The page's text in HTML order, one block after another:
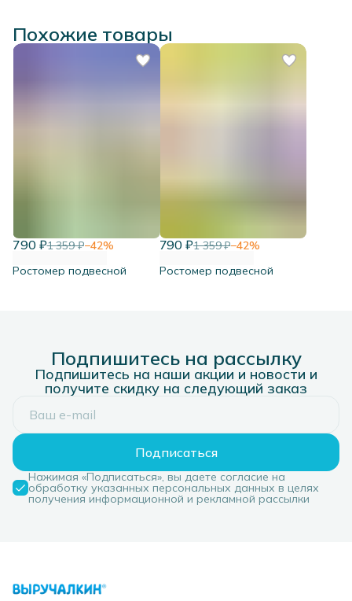
Похожие товары
790 ₽1 359 ₽−42%
Ростомер подвесной
790 ₽1 359 ₽−42%
Ростомер подвесной
Подпишитесь на рассылку
Подпишитесь на наши акции и новости и
получите скидку на следующий заказ
Подписаться
Нажимая «Подписаться», вы даете согласие на
обработку указанных персональных данных в целях
получения информационной и рекламной рассылки